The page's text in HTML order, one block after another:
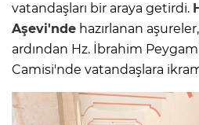
vatandaşları bir araya getirdi.
Aşevi'nde hazırlanan
ardından Hz. İbrahim
Camisi'nde vatandaşlara